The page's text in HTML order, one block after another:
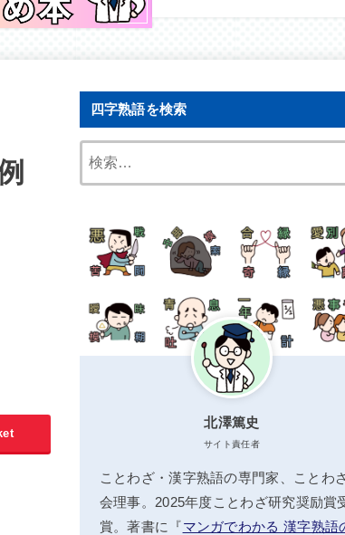
四字熟語を検索
北澤篤史
サイト責任者
ことわざ・漢字熟語の専門家、ことわ
会理事。2025年度ことわざ研究奨励賞
賞。著書に『マンガでわかる 漢字熟語